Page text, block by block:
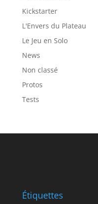
Kickstarter
L'Envers du Plateau
Le Jeu en Solo
News
Non classé
Protos
Tests
Étiquettes